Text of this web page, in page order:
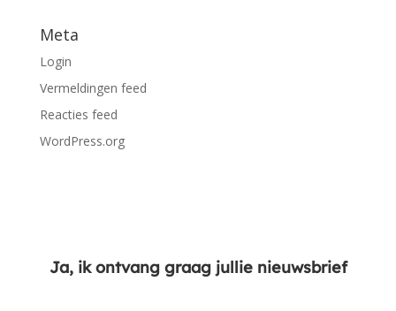
Meta
Login
Vermeldingen feed
Reacties feed
WordPress.org
Ja, ik ontvang graag jullie nieuwsbrief